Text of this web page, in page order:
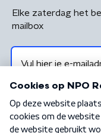
Elke zaterdag het
mailbox